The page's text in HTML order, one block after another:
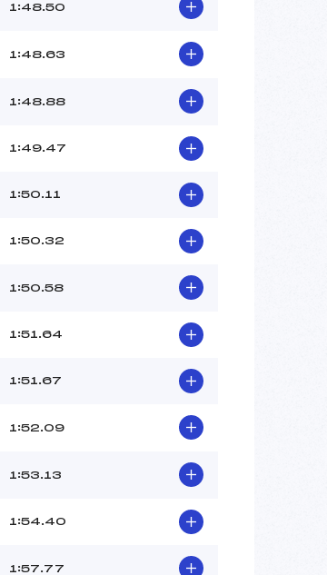
GIROUSSE GAELLE (SA)
-6°C
1:48.50
1:48.63
1:48.88
1:49.47
1:50.11
1:50.32
1:50.58
1:51.64
1:51.67
1:52.09
1:53.13
1:54.40
1:57.77